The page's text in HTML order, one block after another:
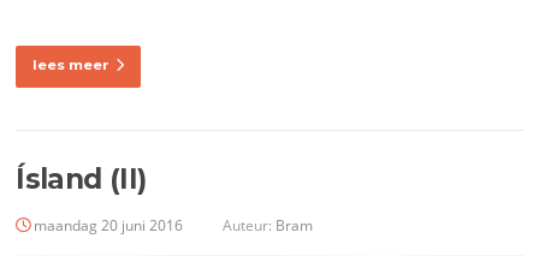
lees meer
Ísland (II)
maandag 20 juni 2016 Auteur: Bram